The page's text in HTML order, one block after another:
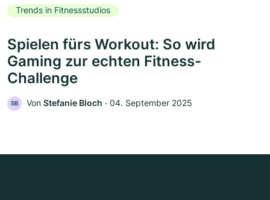
Trends in Fitnessstudios
Spielen fürs Workout: So wird
Gaming zur echten Fitness-
Challenge
SB Von Stefanie Bloch ‧ 04. September 2025